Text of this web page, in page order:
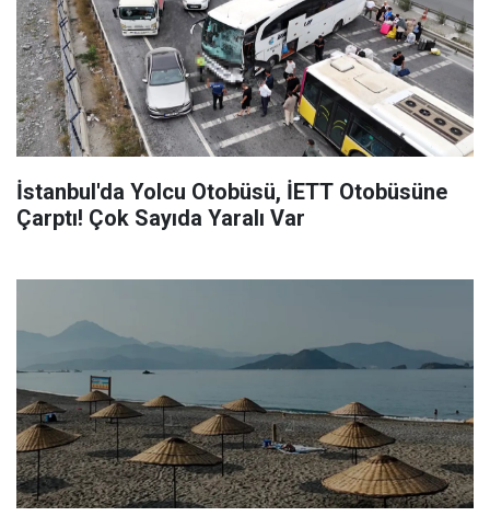
İstanbul'da Yolcu Otobüsü, İETT Otobüsüne
Çarptı! Çok Sayıda Yaralı Var